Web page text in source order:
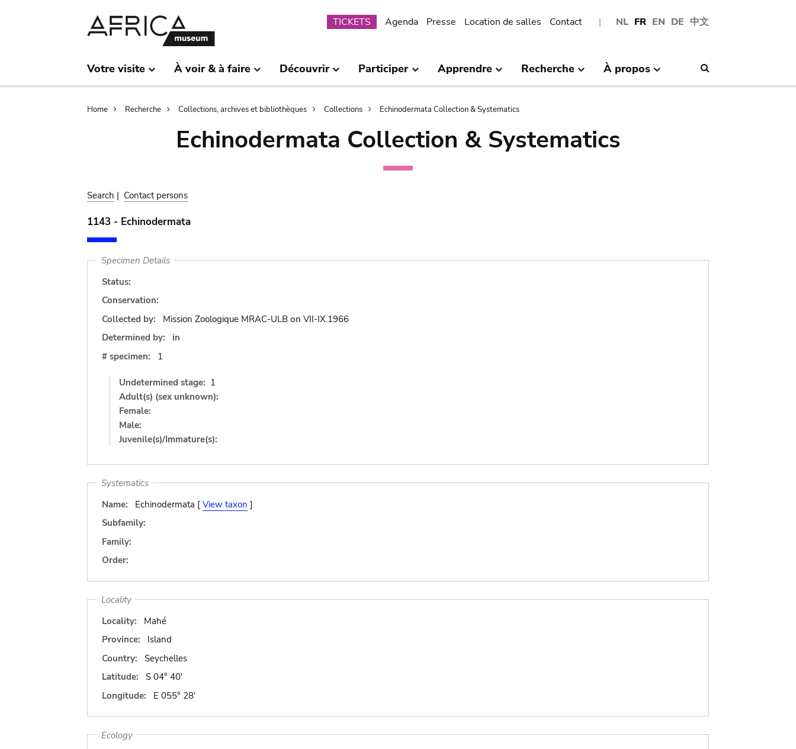
NL FR EN DE 中文
Submenu
TICKETS Agenda Presse Location de salles Contact
Votre visite À voir & à faire Découvrir Participer Apprendre Recherche À propos
Breadcrumb
Home Recherche Collections, archives et bibliothèques Collections Echinodermata Collection & Systematics
Echinodermata Collection & Systematics
Search | Contact persons
1143 - Echinodermata
Specimen Details
Status:
Conservation:
Collected by:
Mission Zoologique MRAC-ULB on VII-IX.1966
Determined by:
in
# specimen:
1
Undetermined stage: 1
Adult(s) (sex unknown):
Female:
Male:
Juvenile(s)/Immature(s):
Systematics
Name:
Echinodermata [ View taxon ]
Subfamily:
Family:
Order:
Locality
Locality:
Mahé
Province:
Island
Country:
Seychelles
Latitude:
S 04° 40'
Longitude:
E 055° 28'
Ecology